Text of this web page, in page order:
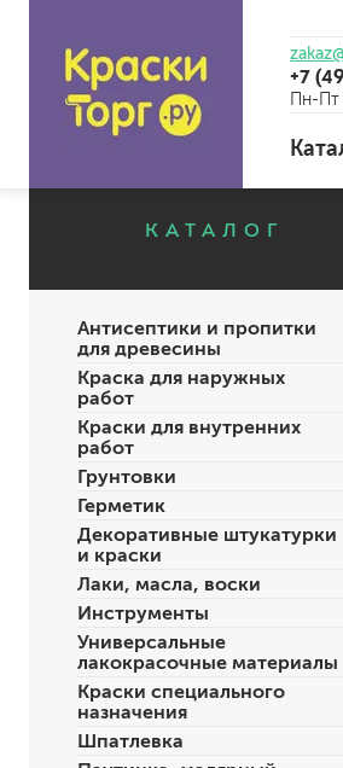
+7
Пн-
КАТАЛОГ
Антисептики и пропитки
для древесины
Краска для наружных
работ
Краски для внутренних
работ
Грунтовки
Герметик
Декоративные штукатурки
и краски
Лаки, масла, воски
Инструменты
Универсальные
лакокрасочные материалы
Краски специального
назначения
Шпатлевка